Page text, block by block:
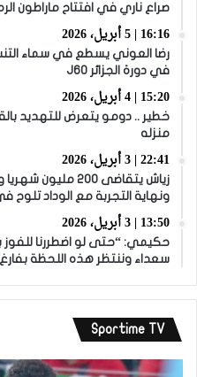
صراع ناري في افتتاح ماراطون
16:16 | 5 أبريل، 2026
رضا العوني يسطع في سماء
في دورة الجزائر J60
15:20 | 4 أبريل، 2026
خطير .. دومو يتعرض للتهديد
منزله
22:41 | 3 أبريل، 2026
ونهاية التجربة مع الوداد تلوح
13:50 | 3 أبريل، 2026
حكيمي: “حتى لو اضطررنا للفوز
سعداء وننتظر هذه اللحظة بفارغ
Sportime TV